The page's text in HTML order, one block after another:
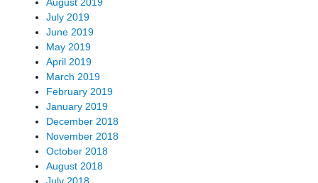
July 2019
June 2019
May 2019
April 2019
March 2019
February 2019
January 2019
December 2018
November 2018
October 2018
August 2018